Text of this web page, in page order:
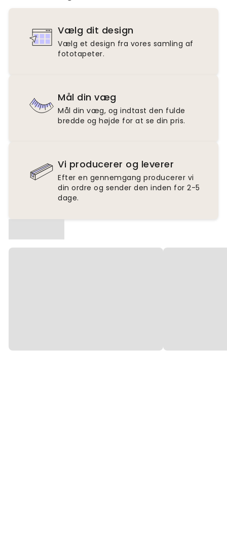
Vælg dit design
Vælg et design fra vores samling af
fototapeter.
Mål din væg
Mål din væg, og indtast den fulde
bredde og højde for at se din pris.
Vi producerer og leverer
Efter en gennemgang producerer vi
din ordre og sender den inden for 2-5
dage.